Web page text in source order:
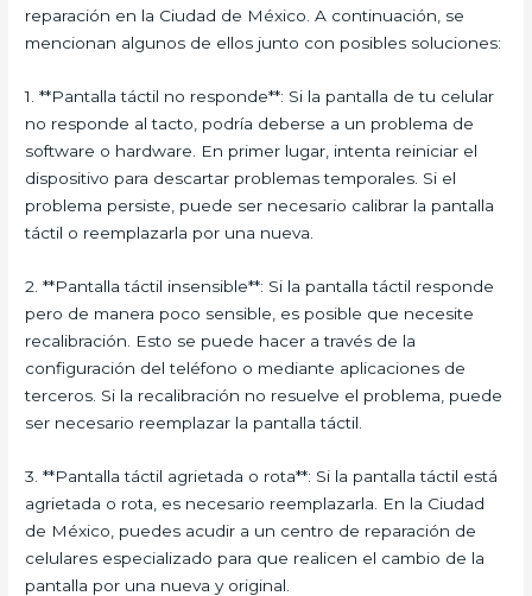
reparación en la Ciudad de México. A continuación, se
mencionan algunos de ellos junto con posibles soluciones:
1. **Pantalla táctil no responde**: Si la pantalla de tu celular
no responde al tacto, podría deberse a un problema de
software o hardware. En primer lugar, intenta reiniciar el
dispositivo para descartar problemas temporales. Si el
problema persiste, puede ser necesario calibrar la pantalla
táctil o reemplazarla por una nueva.
2. **Pantalla táctil insensible**: Si la pantalla táctil responde
pero de manera poco sensible, es posible que necesite
recalibración. Esto se puede hacer a través de la
configuración del teléfono o mediante aplicaciones de
terceros. Si la recalibración no resuelve el problema, puede
ser necesario reemplazar la pantalla táctil.
3. **Pantalla táctil agrietada o rota**: Si la pantalla táctil está
agrietada o rota, es necesario reemplazarla. En la Ciudad
de México, puedes acudir a un centro de reparación de
celulares especializado para que realicen el cambio de la
pantalla por una nueva y original.